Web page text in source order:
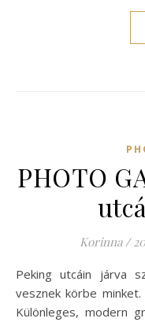
PHOTO
Korinna /
Peking utcáin járva színek, szagok, és emberek milliói
vesznek körbe
Különleges, modern